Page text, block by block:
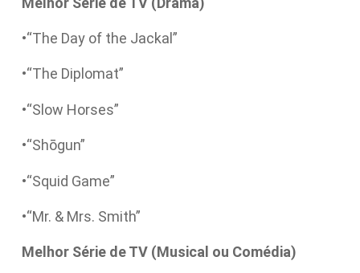
•“The Day of the Jackal”
•“The Diplomat”
•“Slow Horses”
•“Shōgun”
•“Squid Game”
•“Mr. & Mrs. Smith”
Melhor Série de TV (Musical ou Comédia)